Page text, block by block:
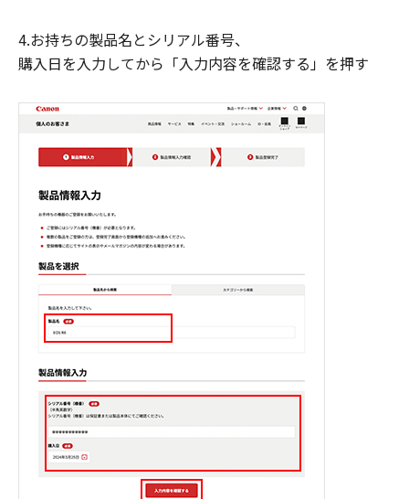
4.お持ちの製品名とシリアル番号、
購入日を入力してから「入力内容を確認する」を押す